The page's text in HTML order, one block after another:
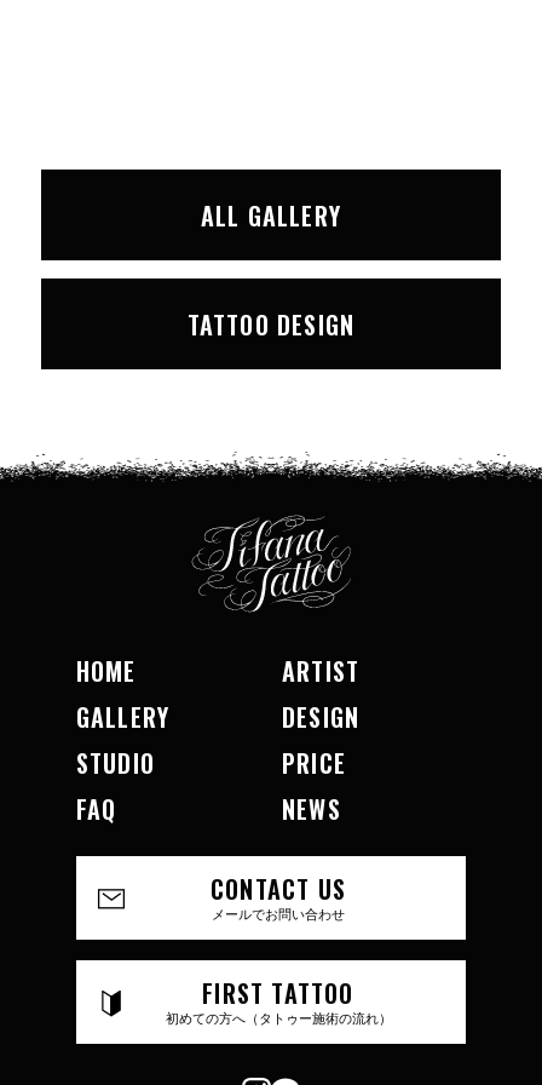
ALL GALLERY
TATTOO DESIGN
HOME
ARTIST
GALLERY
DESIGN
STUDIO
PRICE
FAQ
NEWS
CONTACT US
メールでお問い合わせ
FIRST TATTOO
初めての方へ（タトゥー施術の流れ）